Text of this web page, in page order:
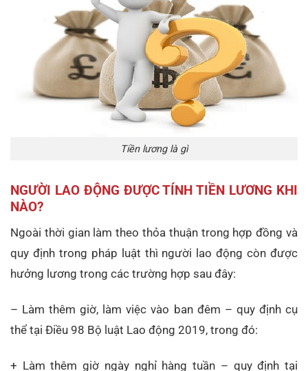
Tiền lương là gì
NGƯỜI LAO ĐỘNG ĐƯỢC TÍNH TIỀN LƯƠNG KHI
NÀO?
Ngoài thời gian làm theo thỏa thuận trong hợp đồng và
quy định trong pháp luật thì người lao động còn được
hưởng lương trong các trường hợp sau đây:
– Làm thêm giờ, làm việc vào ban đêm – quy định cụ
thể tại Điều 98 Bộ luật Lao động 2019, trong đó:
+ Làm thêm giờ ngày nghỉ hàng tuần – quy định tại